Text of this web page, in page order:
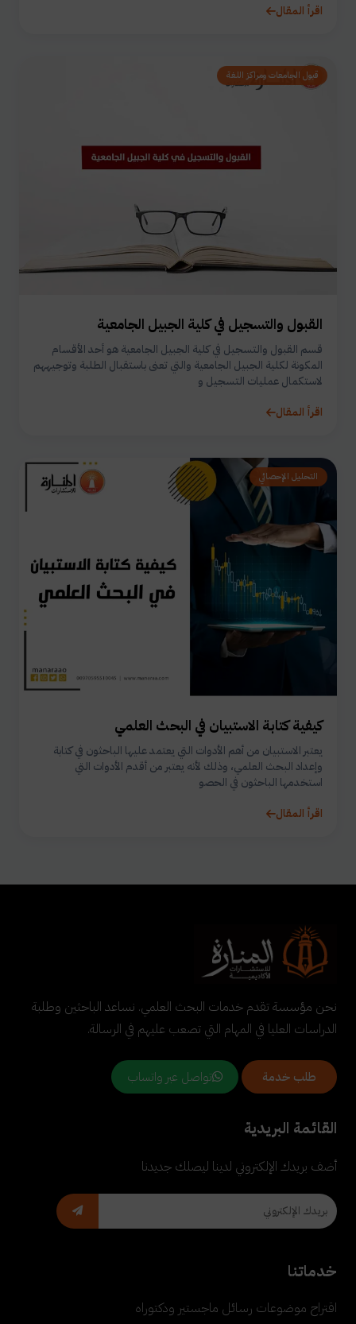
اقرأ المقال
قبول الجامعات ومراكز اللغة
القبول والتسجيل في كلية الجبيل الجامعية
قسم القبول والتسجيل في كلية الجبيل الجامعية هو أحد الأقسام
المكونة لكلية الجبيل الجامعية والتي تعنى باستقبال الطلبة وتوجيههم
لاستكمال عمليات التسجيل و
اقرأ المقال
التحليل الإحصائي
كيفية كتابة الاستبيان في البحث العلمي
يعتبر الاستبيان من أهم الأدوات التي يعتمد عليها الباحثون في كتابة
وإعداد البحث العلمي، وذلك لأنه يعتبر من أقدم الأدوات التي
استخدمها الباحثون في الحصو
اقرأ المقال
نحن مؤسسة تقدم خدمات البحث العلمي. نساعد الباحثين وطلبة
الدراسات العليا في المهام التي تصعب عليهم في الرسالة.
طلب خدمة تواصل عبر واتساب
القائمة البريدية
أضف بريدك الإلكتروني لدينا ليصلك جديدنا
خدماتنا
اقتراح موضوعات رسائل ماجستير ودكتوراه